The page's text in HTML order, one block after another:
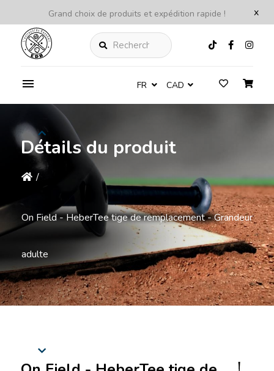
x
Grand choix de produits et expédition rapide !
Rechercher
FR CAD
Détails du produit
/
On Field - HeberTee tige de remplacement - Grandeur
adulte